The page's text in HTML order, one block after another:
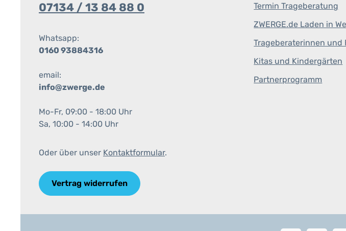
07134 / 13 84 88 0
Whatsapp:
0160 93884316
email:
info@zwerge.de
Mo-Fr, 09:00 - 18:00 Uhr
Sa, 10:00 - 14:00 Uhr
Oder über unser Kontaktformular.
Vertrag widerrufen
Termin Trageberatung
ZWERGE.de Laden in
Trageberaterinnen und
Kitas und Kindergärten
Partnerprogramm